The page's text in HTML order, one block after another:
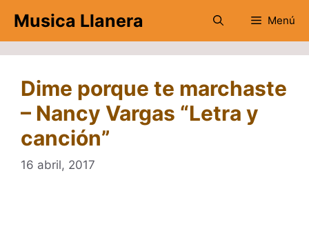
contenido
Musica Llanera Menú
Dime porque te marchaste
– Nancy Vargas “Letra y
canción”
16 abril, 2017